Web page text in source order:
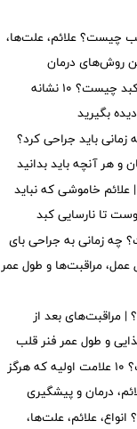
چیست؟ علائم، علت‌ها،
روش‌های درمان
اولین علائم سرطان کبد چیست؟ ۱۰ نشانه
بگیرید
باید جراحی کرد؟
و هر آنچه باید بدانید
خاموشی که نباید
تا نارسایی کبد
زمانی به جراحی بای
عمل، مراقبت‌ها و طول عمر
بعد از
و طول عمر فنر قلب
نارسایی قلبی چیست؟ ۱۰ علامت اولیه که هرگز
درمان و پیشگیری
علائم، علت‌ها،